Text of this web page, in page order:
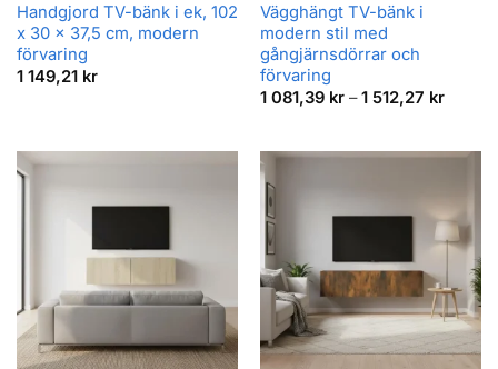
Handgjord TV-bänk i ek, 102
x 30 x 37,5 cm, modern
förvaring
1 149,21 kr
Vägghängt TV-bänk i
modern stil med
gångjärnsdörrar och
förvaring
1 081,39 kr – 1 512,27 kr
1